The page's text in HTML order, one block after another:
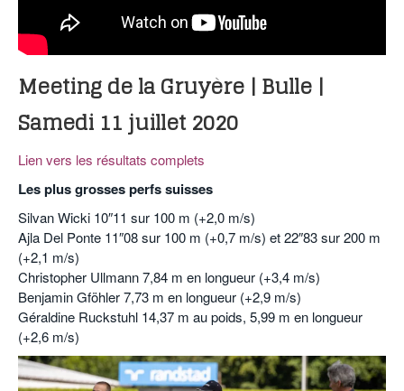
Meeting de la Gruyère | Bulle |
Samedi 11 juillet 2020
Lien vers les résultats complets
Les plus grosses perfs suisses
Silvan Wicki 10″11 sur 100 m (+2,0 m/s)
Ajla Del Ponte 11″08 sur 100 m (+0,7 m/s) et 22″83 sur 200 m
(+2,1 m/s)
Christopher Ullmann 7,84 m en longueur (+3,4 m/s)
Benjamin Gföhler 7,73 m en longueur (+2,9 m/s)
Géraldine Ruckstuhl 14,37 m au poids, 5,99 m en longueur
(+2,6 m/s)